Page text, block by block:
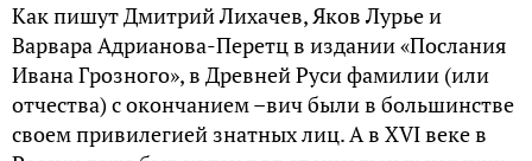
Как пишут Дмитрий Лихачев, Яков Лурье и
Варвара Адрианова-Перетц в издании «Послания
Ивана Грозного», в Древней Руси фамилии (или
отчества) с окончанием –вич были в большинстве
своем привилегией знатных лиц. А в XVI веке в